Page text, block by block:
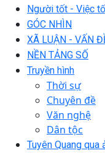
Người tốt - Việc
GÓC NHÌN
XÃ LUẬN - VẤN
NỀN TẢNG SỐ
Truyền hình
Thời sự
Chuyên đề
Văn nghệ
Dân tộc
Tuyên Quang qua